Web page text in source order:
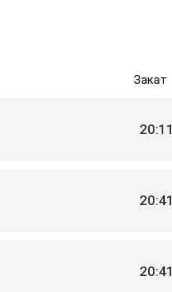
Закат
20:11
20:41
20:41